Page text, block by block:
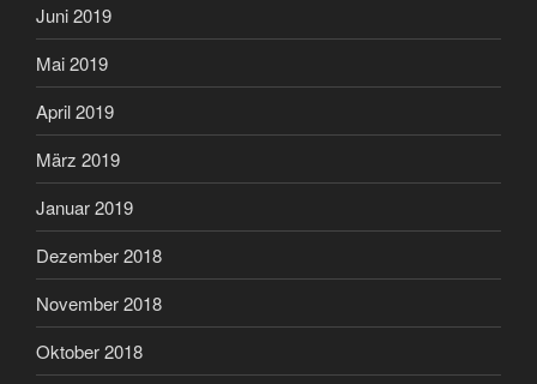
Juni 2019
Mai 2019
April 2019
März 2019
Januar 2019
Dezember 2018
November 2018
Oktober 2018